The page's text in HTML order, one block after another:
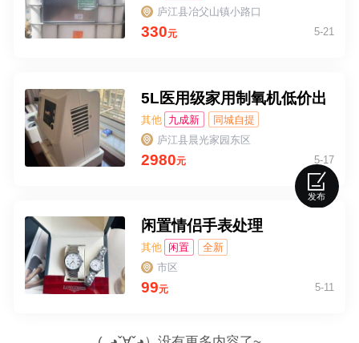
庐江县冶父山镇小路口
330元 5-21
5L医用级家用制氧机低价出
其他 九成新
同城自提
庐江县晨光家园东区
2980元 5-17
闲置情侣手表处理
其他 闲置
全新
市区
99元 5-11
发布